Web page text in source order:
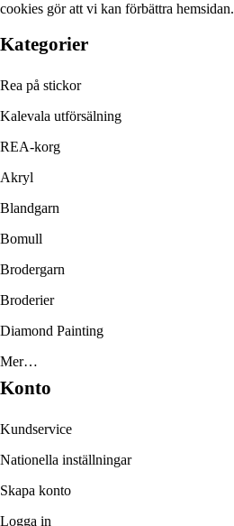
cookies gör att vi kan förbättra hemsidan.
Kategorier
Rea på stickor
Kalevala utförsälning
REA-korg
Akryl
Blandgarn
Bomull
Brodergarn
Broderier
Diamond Painting
Mer…
Konto
Kundservice
Nationella inställningar
Skapa konto
Logga in